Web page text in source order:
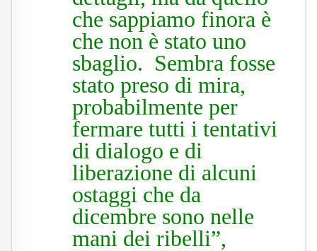
che sappiamo finora è
che non è stato uno
sbaglio. Sembra fosse
stato preso di mira,
probabilmente per
fermare tutti i tentativi
di dialogo e di
liberazione di alcuni
ostaggi che da
dicembre sono nelle
mani dei ribelli”,